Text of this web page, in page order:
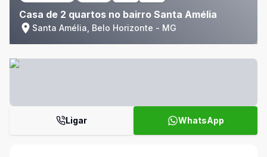
Casa de 2 quartos no bairro Santa Amélia
Santa Amélia, Belo Horizonte - MG
Ligar WhatsApp